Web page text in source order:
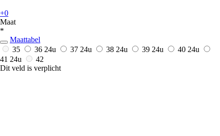
+0
Maat
*
Maattabel
35
36 24u 37 24u 38 24u 39 24u 40 24u
41 24u
42
Dit veld is verplicht